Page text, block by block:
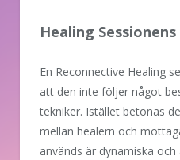
Healing
En Reconnective Healing
att den inte följer något
tekniker. Istället betonas
mellan healern och
används är dynamiska